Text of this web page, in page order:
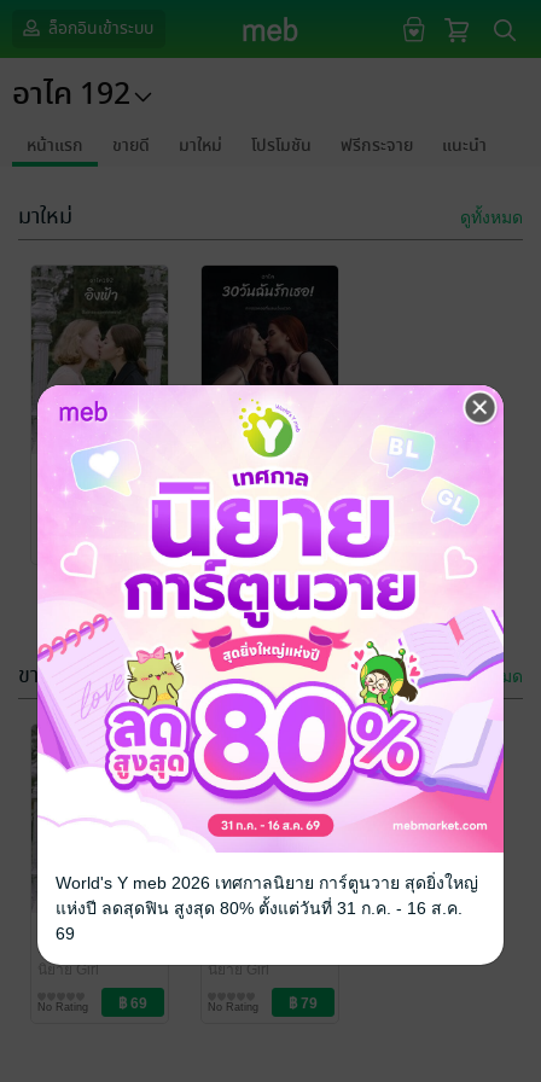
ล็อกอินเข้าระบบ
อาไค 192
หน้าแรก ขายดี มาใหม่ โปรโมชัน ฟรีกระจาย แนะนำ
มาใหม่ ดูทั้งหมด
อิงฟ้า
อาไค192/ อาไค
192
นิยาย Girl
No Rating
30วันฉันรักเธอ
อาไค192/ อาไค
192
นิยาย Girl
Love/Yuri
No Rating
ขายดี ดูทั้งหมด
อิงฟ้า
อาไค192
192
นิยาย Girl
No Rating
192
นิยาย Girl
No Rating
World's Y meb 2026 เทศกาลนิยาย การ์ตูนวาย สุดยิ่งใหญ่
แห่งปี ลดสุดฟิน สูงสุด 80% ตั้งแต่วันที่ 31 ก.ค. - 16 ส.ค.
69